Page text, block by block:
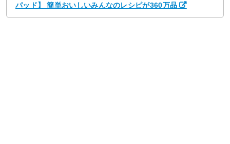
パッド】 簡単おいしいみんなのレシピが360万品